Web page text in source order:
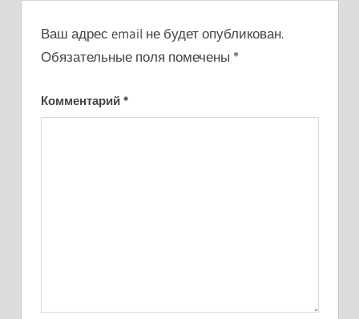
Ваш адрес email не будет опубликован.
Обязательные поля помечены *
Комментарий *